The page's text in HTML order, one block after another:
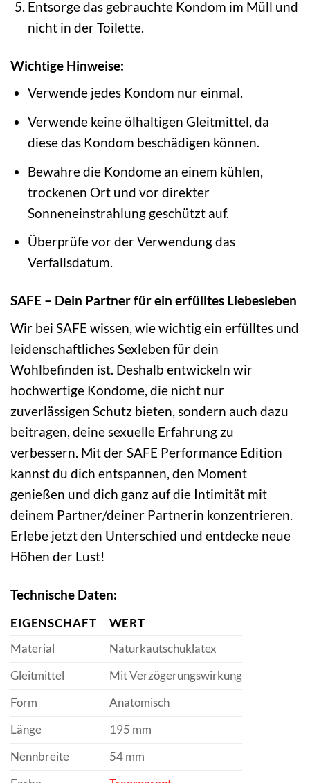
Entsorge das gebrauchte Kondom im Müll und
nicht in der Toilette.
Wichtige Hinweise:
Verwende jedes Kondom nur einmal.
Verwende keine ölhaltigen Gleitmittel, da
diese das Kondom beschädigen können.
Bewahre die Kondome an einem kühlen,
trockenen Ort und vor direkter
Sonneneinstrahlung geschützt auf.
Überprüfe vor der Verwendung das
Verfallsdatum.
SAFE – Dein Partner für ein erfülltes Liebesleben
Wir bei SAFE wissen, wie wichtig ein erfülltes und
leidenschaftliches Sexleben für dein
Wohlbefinden ist. Deshalb entwickeln wir
hochwertige Kondome, die nicht nur
zuverlässigen Schutz bieten, sondern auch dazu
beitragen, deine sexuelle Erfahrung zu
verbessern. Mit der SAFE Performance Edition
kannst du dich entspannen, den Moment
genießen und dich ganz auf die Intimität mit
deinem Partner/deiner Partnerin konzentrieren.
Erlebe jetzt den Unterschied und entdecke neue
Höhen der Lust!
Technische Daten:
EIGENSCHAFT
WERT
Material
Naturkautschuklatex
Gleitmittel
Mit Verzögerungswirkung
Form
Anatomisch
Länge
195 mm
Nennbreite
54 mm